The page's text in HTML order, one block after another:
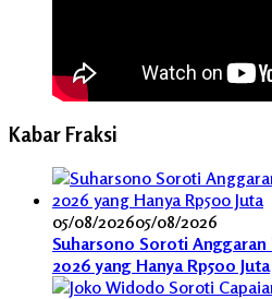
Kabar Fraksi
05/08/202605/08/2026
Suharsono Soroti
2026 yang Hanya Rp500 Juta